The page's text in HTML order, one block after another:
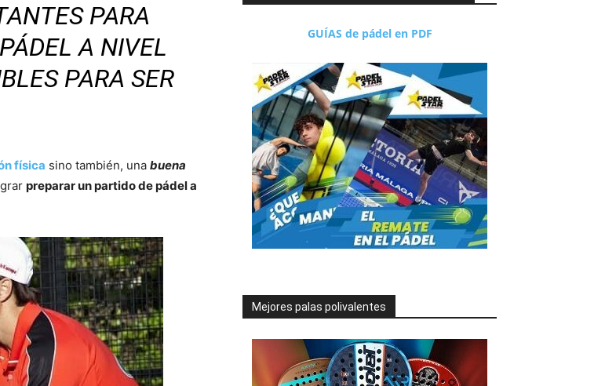
PARA
A NIVEL
PARA SER
física sino también, una buena
preparar un partido de pádel a
GUÍAS de pádel en PDF
Mejores palas polivalentes